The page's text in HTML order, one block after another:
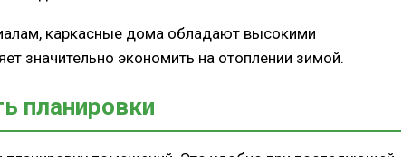
каркасные дома обладают высокими
значительно экономить на отоплении зимой.
планировки